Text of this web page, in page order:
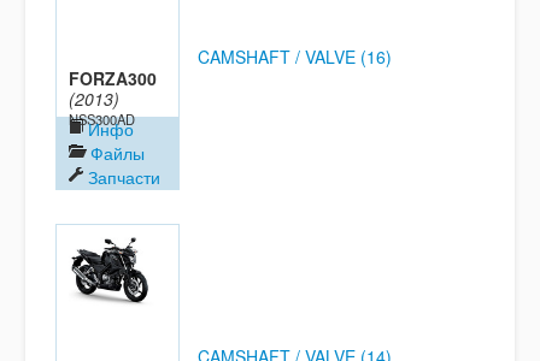
FORZA300
(2013)
NSS300AD
Инфо
Файлы
Запчасти
CAMSHAFT / VALVE (16)
CAMSHAFT / VALVE (14)